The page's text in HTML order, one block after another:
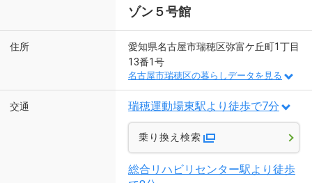
ゾン５号館
住所
愛知県名古屋市瑞穂区弥富ケ丘町1丁目
13番1号
名古屋市瑞穂区の暮らしデータを見る
交通 瑞穂運動場東駅より徒歩で7分
乗り換え検索
総合リハビリセンター駅より徒歩